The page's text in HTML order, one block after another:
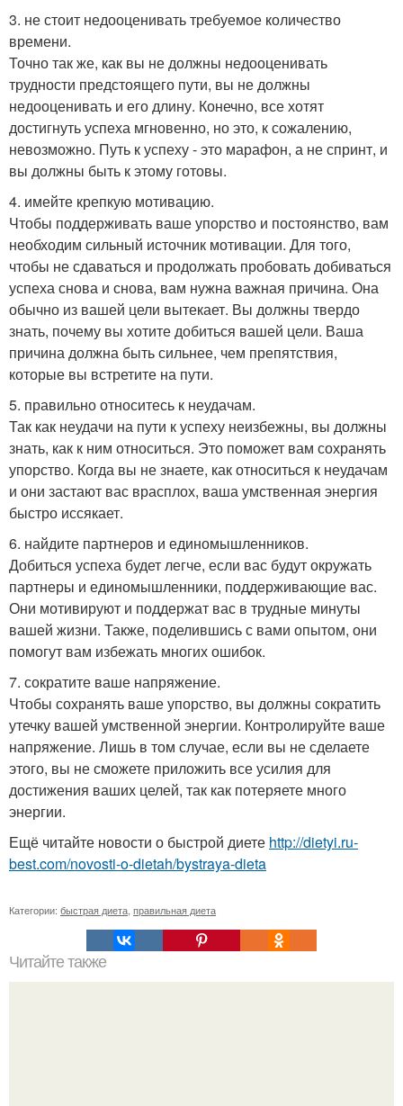
3. не стоит недооценивать требуемое количество
времени.
Точно так же, как вы не должны недооценивать
трудности предстоящего пути, вы не должны
недооценивать и его длину. Конечно, все хотят
достигнуть успеха мгновенно, но это, к сожалению,
невозможно. Путь к успеху - это марафон, а не спринт, и
вы должны быть к этому готовы.
4. имейте крепкую мотивацию.
Чтобы поддерживать ваше упорство и постоянство, вам
необходим сильный источник мотивации. Для того,
чтобы не сдаваться и продолжать пробовать добиваться
успеха снова и снова, вам нужна важная причина. Она
обычно из вашей цели вытекает. Вы должны твердо
знать, почему вы хотите добиться вашей цели. Ваша
причина должна быть сильнее, чем препятствия,
которые вы встретите на пути.
5. правильно относитесь к неудачам.
Так как неудачи на пути к успеху неизбежны, вы должны
знать, как к ним относиться. Это поможет вам сохранять
упорство. Когда вы не знаете, как относиться к неудачам
и они застают вас врасплох, ваша умственная энергия
быстро иссякает.
6. найдите партнеров и единомышленников.
Добиться успеха будет легче, если вас будут окружать
партнеры и единомышленники, поддерживающие вас.
Они мотивируют и поддержат вас в трудные минуты
вашей жизни. Также, поделившись с вами опытом, они
помогут вам избежать многих ошибок.
7. сократите ваше напряжение.
Чтобы сохранять ваше упорство, вы должны сократить
утечку вашей умственной энергии. Контролируйте ваше
напряжение. Лишь в том случае, если вы не сделаете
этого, вы не сможете приложить все усилия для
достижения ваших целей, так как потеряете много
энергии.
Ещё читайте новости о быстрой диете http://dietyi.ru-
best.com/novosti-o-dietah/bystraya-dieta
Категории: быстрая диета правильная диета
Читайте также